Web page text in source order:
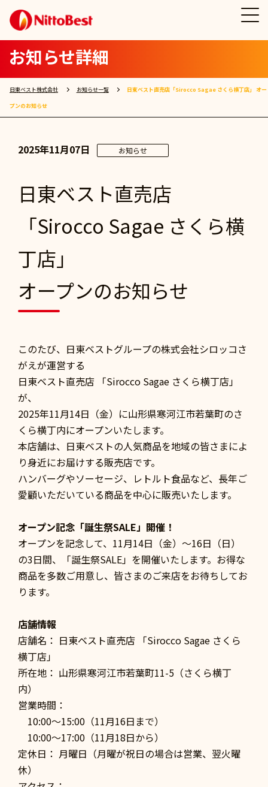
お知らせ詳細
日東ベスト株式会社 お知らせ一覧 日東ベスト直売店「Sirocco Sagae さくら横丁店」 オー
プンのお知らせ
2025年11月07日 お知らせ
日東ベスト直売店
「Sirocco Sagae さくら横
丁店」
オープンのお知らせ
このたび、日東ベストグループの株式会社シロッコさ
がえが運営する
日東ベスト直売店 「Sirocco Sagae さくら横丁店」
が、
2025年11月14日（金）に山形県寒河江市若葉町のさ
くら横丁内にオープンいたします。
本店舗は、日東ベストの人気商品を地域の皆さまによ
り身近にお届けする販売店です。
ハンバーグやソーセージ、レトルト食品など、長年ご
愛顧いただいている商品を中心に販売いたします。
オープン記念「誕生祭SALE」開催！
オープンを記念して、11月14日（金）〜16日（日）
の3日間、「誕生祭SALE」を開催いたします。お得な
商品を多数ご用意し、皆さまのご来店をお待ちしてお
ります。
店舗情報
店舗名： 日東ベスト直売店 「Sirocco Sagae さくら
横丁店」
所在地： 山形県寒河江市若葉町11-5（さくら横丁
内）
営業時間：
10:00〜15:00（11月16日まで）
10:00〜17:00（11月18日から）
定休日： 月曜日（月曜が祝日の場合は営業、翌火曜
休）